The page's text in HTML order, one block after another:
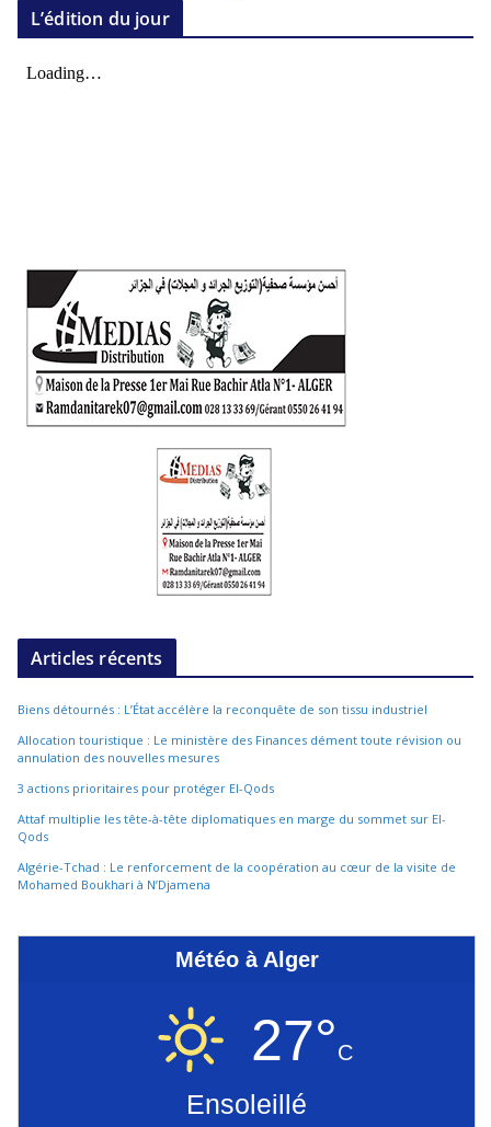
L’édition du jour
Articles récents
Biens détournés : L’État accélère la reconquête de son tissu industriel
Allocation touristique : Le ministère des Finances dément toute révision ou
annulation des nouvelles mesures
3 actions prioritaires pour protéger El-Qods
Attaf multiplie les tête-à-tête diplomatiques en marge du sommet sur El-
Qods
Algérie-Tchad : Le renforcement de la coopération au cœur de la visite de
Mohamed Boukhari à N’Djamena
Météo à Alger
27°C
Ensoleillé